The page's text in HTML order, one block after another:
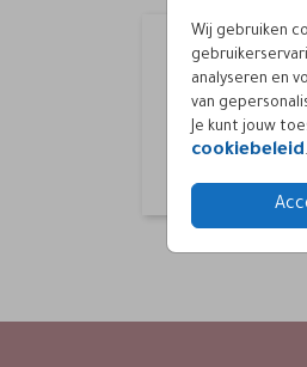
Wij gebruiken
analyseren en
van
Je kunt jouw
cookiebeleid.